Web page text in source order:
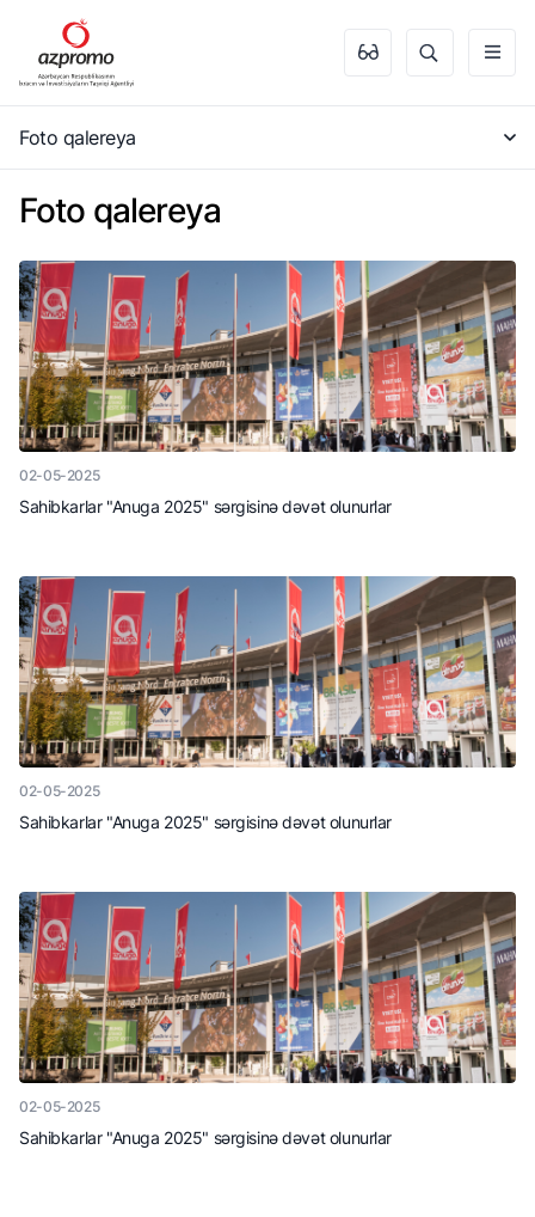
Foto qalereya
Foto qalereya
02-05-2025
Sahibkarlar "Anuga 2025" sərgisinə dəvət olunurlar
02-05-2025
Sahibkarlar "Anuga 2025" sərgisinə dəvət olunurlar
02-05-2025
Sahibkarlar "Anuga 2025" sərgisinə dəvət olunurlar